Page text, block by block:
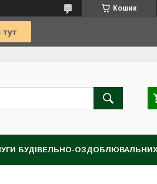
Кошик
БУДІВЕЛЬНО-